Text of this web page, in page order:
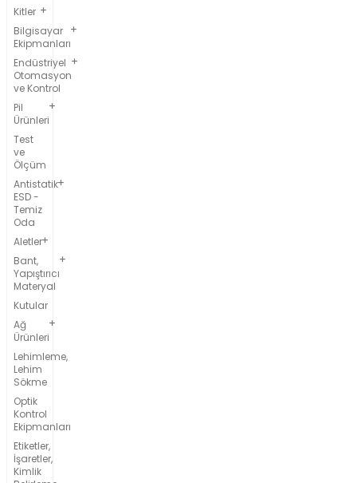
Kitler
Bilgisayar
Ekipmanları
Endüstriyel
Otomasyon
ve Kontrol
Pil
Ürünleri
Test
ve
Ölçüm
Antistatik
ESD -
Temiz
Oda
Aletler
Bant,
Yapıştırıcı
Materyal
Kutular
Ağ
Ürünleri
Lehimleme,
Lehim
Sökme
Optik
Kontrol
Ekipmanları
Etiketler,
İşaretler,
Kimlik